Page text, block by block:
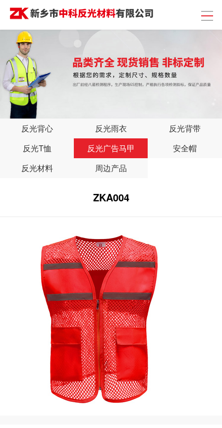
反光背心 反光雨衣
反光背带
反光T恤
反光广告马甲
安全帽
反光材料
周边产品
ZKA004